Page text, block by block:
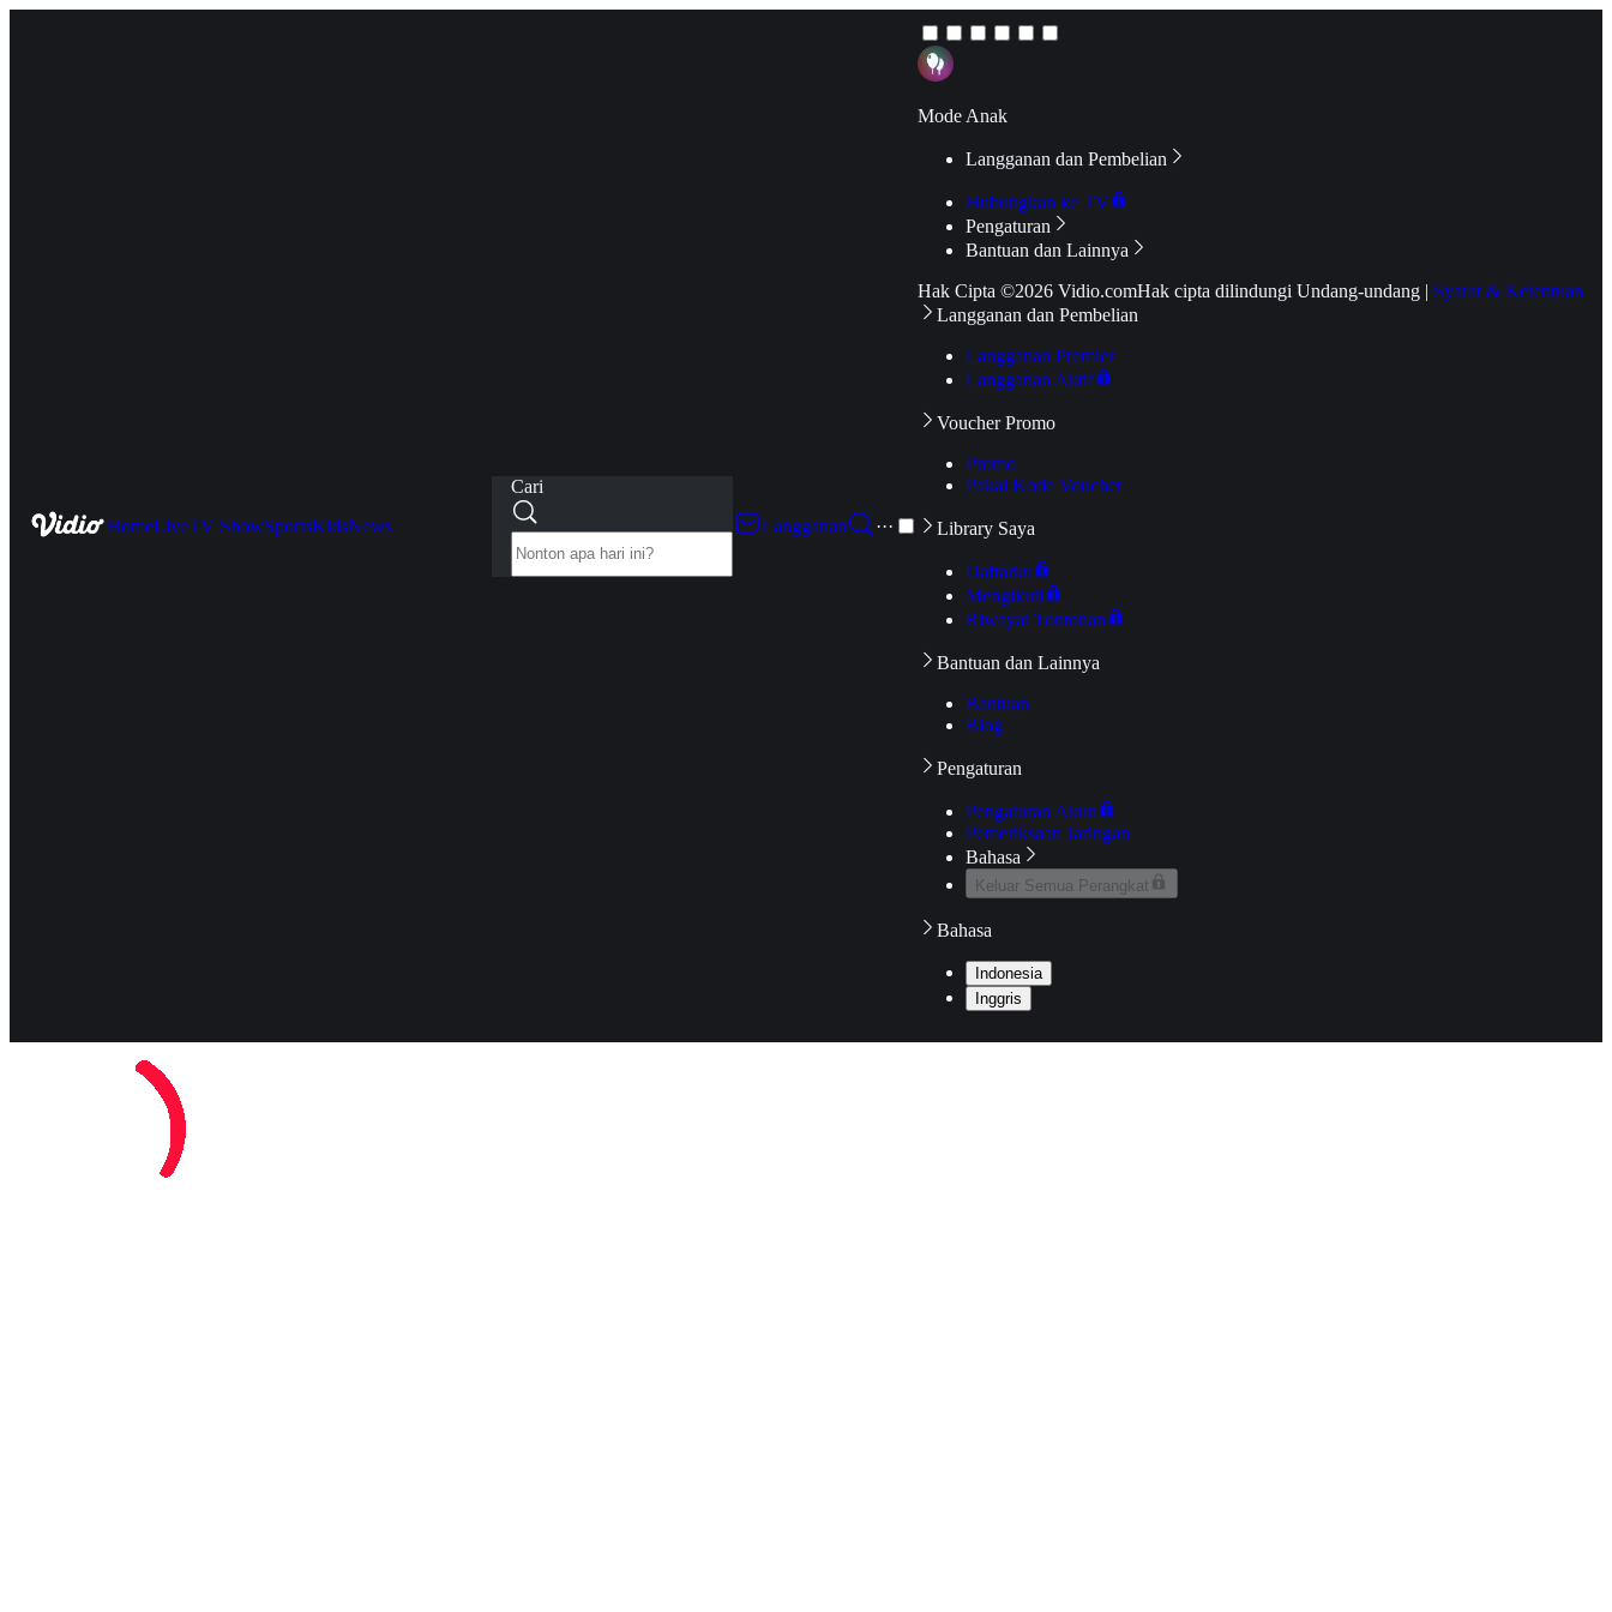
HomeLiveTV ShowSportsKidsNews
Cari
Langganan
···
Mode Anak
Langganan dan Pembelian
Hubungkan ke TV
Pengaturan
Bantuan dan Lainnya
Hak Cipta ©2026 Vidio.comHak cipta dilindungi Undang-undang | Syarat & Ketentuan
Langganan dan Pembelian
Langganan Premier
Langganan Aktif
Voucher Promo
Promo
Pakai Kode Voucher
Library Saya
Daftarku
Mengikuti
Riwayat Tontonan
Bantuan dan Lainnya
Bantuan
Blog
Pengaturan
Pengaturan Akun
Pemeriksaan Jaringan
Bahasa
Keluar Semua Perangkat
Bahasa
Indonesia
Inggris